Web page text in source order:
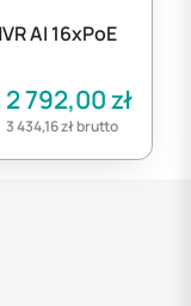
AI 16xPoE
2 792,00zł
3 434,16złbrutto